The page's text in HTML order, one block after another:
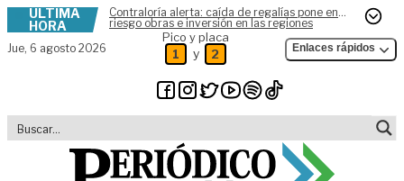
Skip to content
ÚLTIMA
HORA
Contraloría alerta: caída de regalías pone en
riesgo obras e inversión en las regiones
Jue, 6 agosto 2026
Pico y placa
1 y 2 Enlaces rápidos